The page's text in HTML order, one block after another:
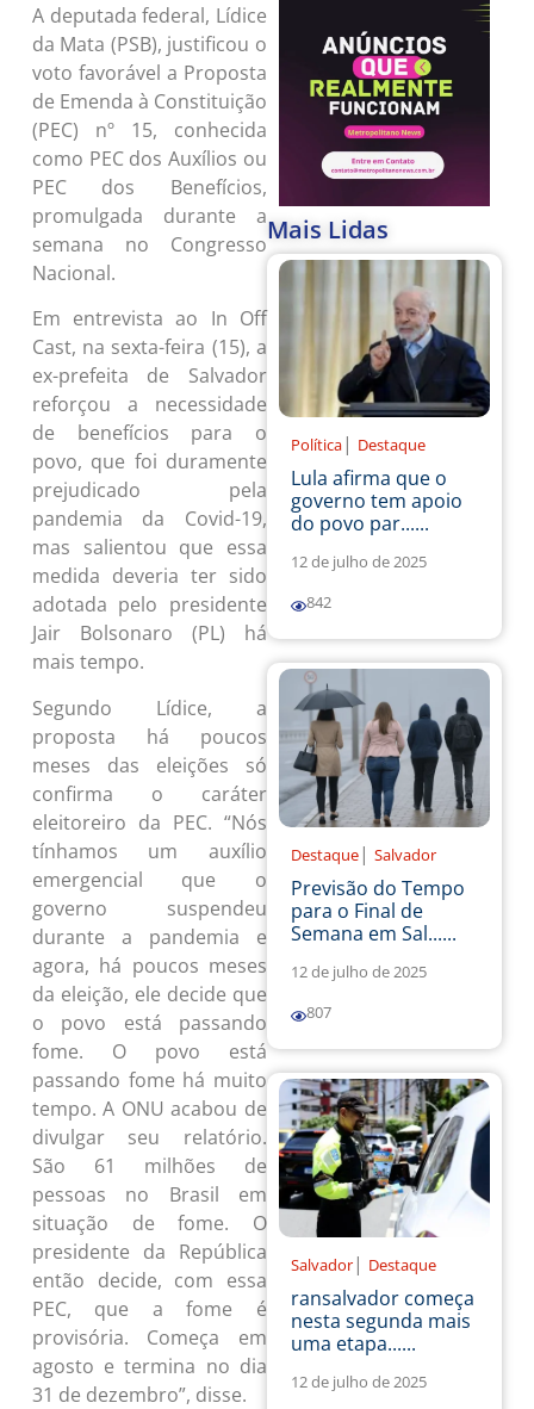
A deputada federal, Lídice
da Mata (PSB), justificou o
voto favorável a Proposta
de Emenda à Constituição
(PEC) nº 15, conhecida
como PEC dos Auxílios ou
PEC dos Benefícios,
promulgada durante a
semana no Congresso
Nacional.
Em entrevista ao In Off
Cast, na sexta-feira (15), a
ex-prefeita de Salvador
reforçou a necessidade
de benefícios para o
povo, que foi duramente
prejudicado pela
pandemia da Covid-19,
mas salientou que essa
medida deveria ter sido
adotada pelo presidente
Jair Bolsonaro (PL) há
mais tempo.
Segundo Lídice, a
proposta há poucos
meses das eleições só
confirma o caráter
eleitoreiro da PEC. “Nós
tínhamos um auxílio
emergencial que o
governo suspendeu
durante a pandemia e
agora, há poucos meses
da eleição, ele decide que
o povo está passando
fome. O povo está
passando fome há muito
tempo. A ONU acabou de
divulgar seu relatório.
São 61 milhões de
pessoas no Brasil em
situação de fome. O
presidente da República
então decide, com essa
PEC, que a fome é
provisória. Começa em
agosto e termina no dia
31 de dezembro”, disse.
Mais Lidas
Política | Destaque
Lula afirma que o
governo tem apoio
do povo par......
12 de julho de 2025
842
Destaque | Salvador
Previsão do Tempo
para o Final de
Semana em Sal......
12 de julho de 2025
807
Salvador | Destaque
ransalvador começa
nesta segunda mais
uma etapa......
12 de julho de 2025